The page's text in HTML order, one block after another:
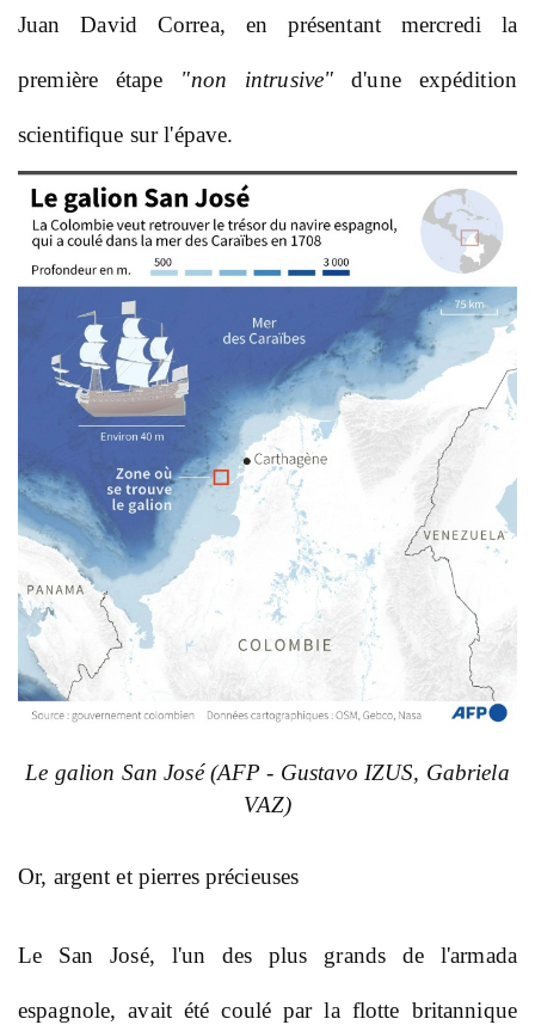
Juan David Correa, en présentant mercredi la
première étape "non intrusive" d'une expédition
scientifique sur l'épave.
Le galion San José (AFP - Gustavo IZUS, Gabriela
VAZ)
Or, argent et pierres précieuses
Le San José, l'un des plus grands de l'armada
espagnole, avait été coulé par la flotte britannique